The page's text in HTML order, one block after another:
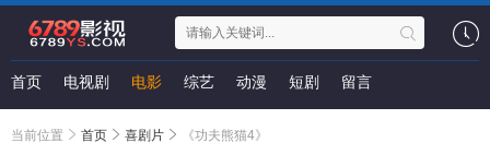
首页 电视剧 电影 综艺 动漫 短剧 留言
当前位置 首页 喜剧片 《功夫熊猫4》